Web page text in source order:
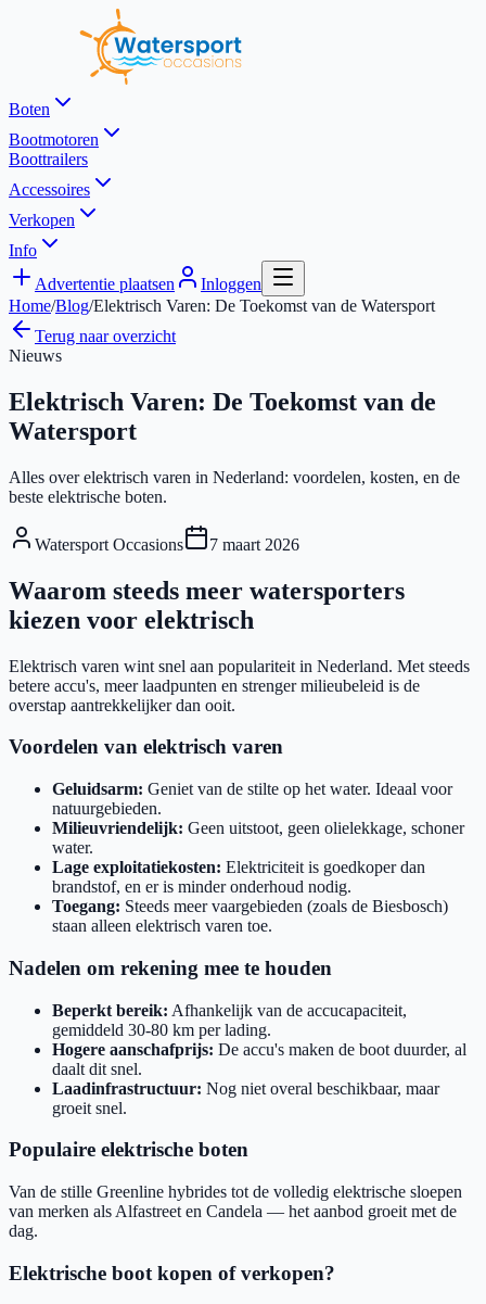
Boten
Bootmotoren
Boottrailers
Accessoires
Verkopen
Info
Advertentie plaatsen
Inloggen
Home/Blog/Elektrisch Varen: De Toekomst van de Watersport
Terug naar overzicht
Nieuws
Elektrisch Varen: De Toekomst van de
Watersport
Alles over elektrisch varen in Nederland: voordelen, kosten, en de
beste elektrische boten.
Watersport Occasions 7 maart 2026
Waarom steeds meer watersporters
kiezen voor elektrisch
Elektrisch varen wint snel aan populariteit in Nederland. Met steeds
betere accu's, meer laadpunten en strenger milieubeleid is de
overstap aantrekkelijker dan ooit.
Voordelen van elektrisch varen
Geluidsarm: Geniet van de stilte op het water. Ideaal voor
natuurgebieden.
Milieuvriendelijk: Geen uitstoot, geen olielekkage, schoner
water.
Lage exploitatiekosten: Elektriciteit is goedkoper dan
brandstof, en er is minder onderhoud nodig.
Toegang: Steeds meer vaargebieden (zoals de Biesbosch)
staan alleen elektrisch varen toe.
Nadelen om rekening mee te houden
Beperkt bereik: Afhankelijk van de accucapaciteit,
gemiddeld 30-80 km per lading.
Hogere aanschafprijs: De accu's maken de boot duurder, al
daalt dit snel.
Laadinfrastructuur: Nog niet overal beschikbaar, maar
groeit snel.
Populaire elektrische boten
Van de stille Greenline hybrides tot de volledig elektrische sloepen
van merken als Alfastreet en Candela — het aanbod groeit met de
dag.
Elektrische boot kopen of verkopen?